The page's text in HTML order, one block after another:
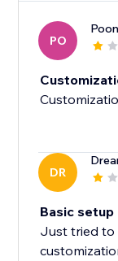
PO
DR
Basic
Just tried to